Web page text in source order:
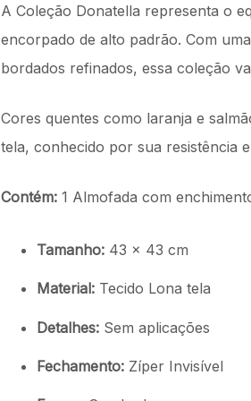
A Coleção Donatella representa o
encorpado de alto padrão. Com
bordados refinados, essa coleção
Cores quentes como laranja e
tela, conhecido por sua resistência
Contém: 1 Almofada com
Tamanho: 43 x 43 cm
Material: Tecido Lona tela
Detalhes: Sem aplicações
Fechamento: Zíper Invisível